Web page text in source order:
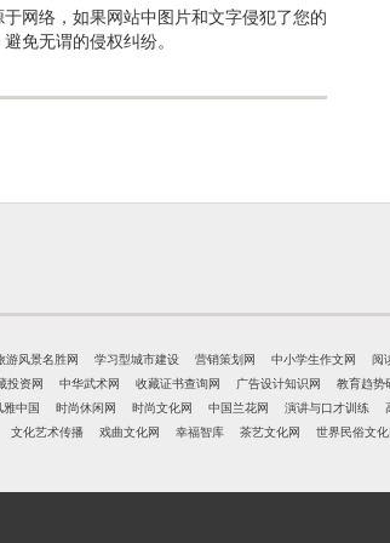
网络，如果网站中图片和文字侵犯了您的
免无谓的侵权纠纷。
游风景名胜网 学习型城市建设 营销策划网 中小学生作文网 阅
投资网 中华武术网 收藏证书查询网 广告设计知识网 教育趋势
雅中国 时尚休闲网 时尚文化网 中国兰花网 演讲与口才训练
文化艺术传播 戏曲文化网 幸福智库 茶艺文化网 世界民俗文